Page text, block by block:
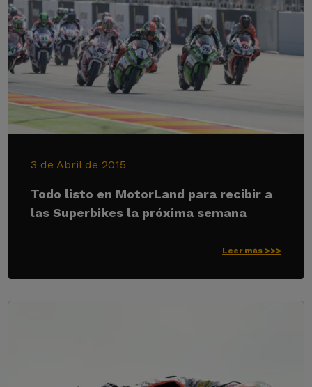
3 de Abril de 2015
Todo listo en MotorLand para recibir a
las Superbikes la próxima semana
Leer más >>>